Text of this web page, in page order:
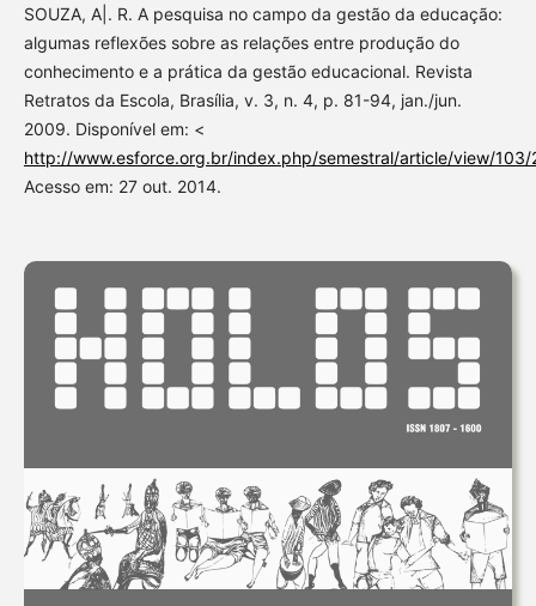
SOUZA, A|. R. A pesquisa no campo da gestão da educação:
algumas reflexões sobre as relações entre produção do
conhecimento e a prática da gestão educacional. Revista
Retratos da Escola, Brasília, v. 3, n. 4, p. 81-94, jan./jun.
2009. Disponível em: <
http://www.esforce.org.br/index.php/semestral/article/view/103/
Acesso em: 27 out. 2014.